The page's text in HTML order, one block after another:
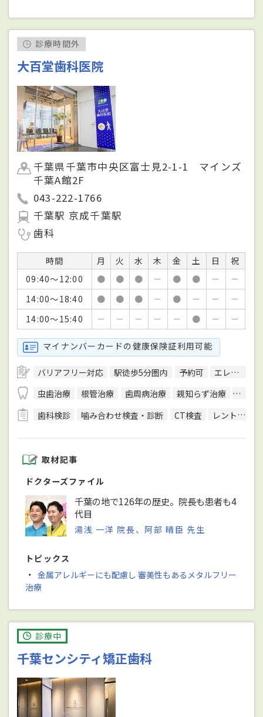
診療時間外
大百堂歯科医院
千葉県千葉市中央区富士見2-1-1 マインズ
千葉A館2F
043-222-1766
千葉駅 京成千葉駅
歯科
時間 月 火 水 木 金 土 日
祝
09:40～12:00
● ● ● － ● ● －
－
14:00～18:40
● ● ● － ● － －
－
14:00～15:40
－ － － － － ● － －
マイナンバーカードの健康保険証利用可能
バリアフリー対応 駅徒歩5分圏内 予約可
エレベーターあり
虫歯治療
根管治療 歯周病治療 親知らず治療
顎関
歯科検診
噛み合わせ検査・診断 CT検査 レントゲン検査
取材記事
ドクターズファイル
千葉の地で126年の歴史。院長も患者も4
代目
湯浅 一洋 院長、阿部 晴臣 先生
トピックス
・ 金属アレルギーにも配慮し 審美性もあるメタルフリー
治療
診療中
千葉センシティ矯正歯科